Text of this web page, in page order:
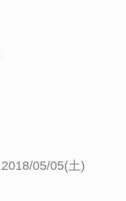
2018/05/05(土)